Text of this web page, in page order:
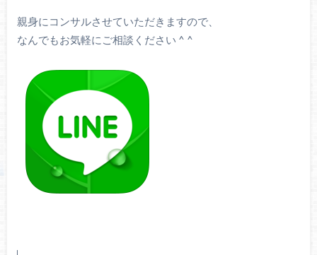
親身にコンサルさせていただきますので、
なんでもお気軽にご相談ください ^ ^